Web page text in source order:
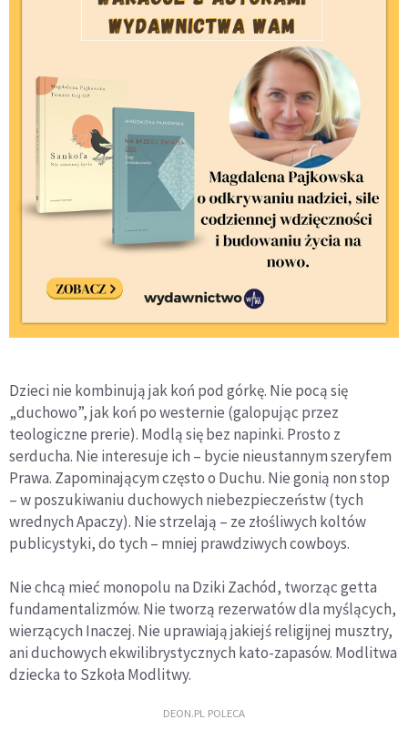
Dzieci nie kombinują jak koń pod górkę. Nie pocą się
„duchowo”, jak koń po westernie (galopując przez
teologiczne prerie). Modlą się bez napinki. Prosto z
serducha. Nie interesuje ich – bycie nieustannym szeryfem
Prawa. Zapominającym często o Duchu. Nie gonią non stop
– w poszukiwaniu duchowych niebezpieczeństw (tych
wrednych Apaczy). Nie strzelają – ze złośliwych koltów
publicystyki, do tych – mniej prawdziwych cowboys.
Nie chcą mieć monopolu na Dziki Zachód, tworząc getta
fundamentalizmów. Nie tworzą rezerwatów dla myślących,
wierzących Inaczej. Nie uprawiają jakiejś religijnej musztry,
ani duchowych ekwilibrystycznych kato-zapasów. Modlitwa
dziecka to Szkoła Modlitwy.
DEON.PL POLECA